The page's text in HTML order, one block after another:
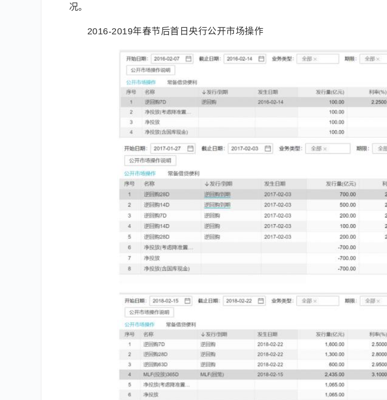
况。
2016-2019年春节后首日央行公开市场操作